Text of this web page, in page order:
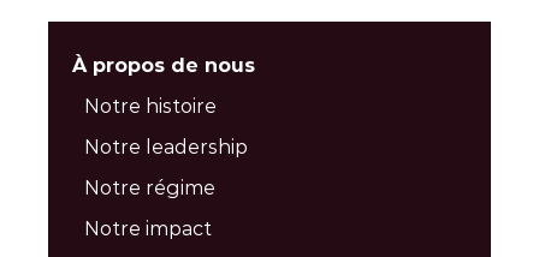
À propos de nous
Notre histoire
Notre leadership
Notre régime
Notre impact